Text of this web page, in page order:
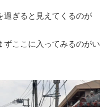
過ぎると見えてくるのが
ずここに入ってみるのがい